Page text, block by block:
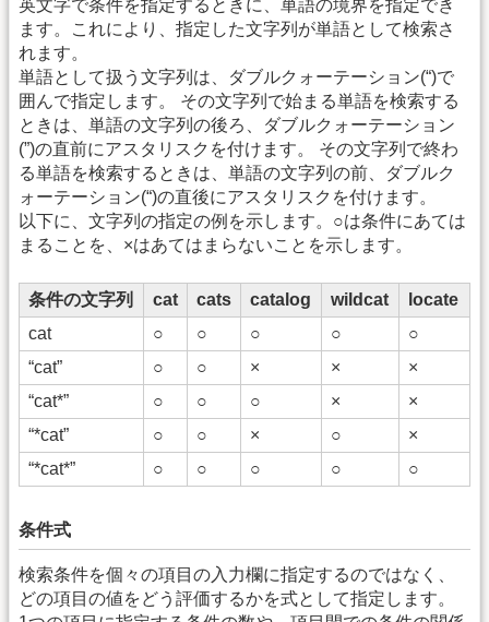
英文字で条件を指定するときに、単語の境界を指定でき
ます。これにより、指定した文字列が単語として検索さ
れます。
単語として扱う文字列は、ダブルクォーテーション(“)で
囲んで指定します。 その文字列で始まる単語を検索する
ときは、単語の文字列の後ろ、ダブルクォーテーション
(”)の直前にアスタリスクを付けます。 その文字列で終わ
る単語を検索するときは、単語の文字列の前、ダブルク
ォーテーション(“)の直後にアスタリスクを付けます。
以下に、文字列の指定の例を示します。○は条件にあては
まることを、×はあてはまらないことを示します。
条件の文字列 cat cats catalog wildcat
locate
cat
○ ○ ○ ○
○
“cat”
○ ○ × ×
×
“cat*”
○ ○ ○ ×
×
“*cat”
○ ○ × ○
×
“*cat*”
○ ○ ○ ○ ○
条件式
検索条件を個々の項目の入力欄に指定するのではなく、
どの項目の値をどう評価するかを式として指定します。